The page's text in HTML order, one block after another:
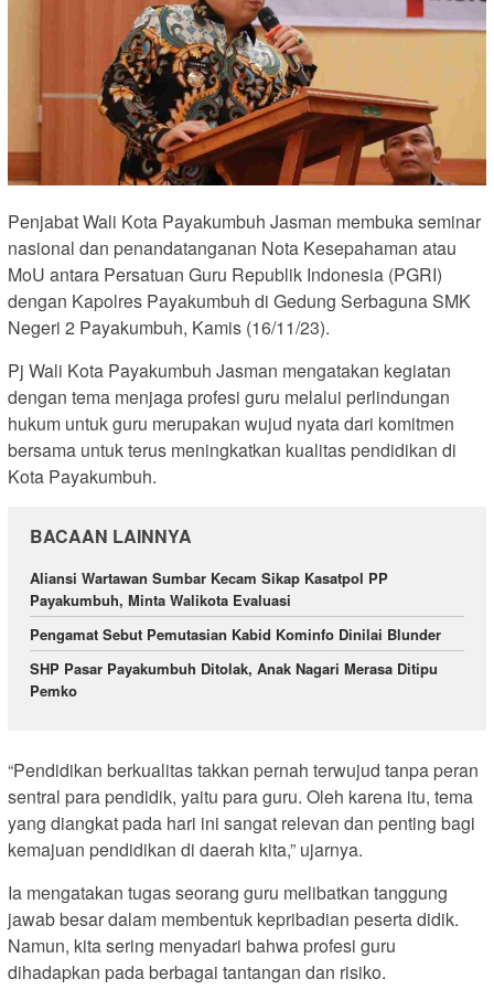
Penjabat Wali Kota Payakumbuh Jasman membuka seminar
nasional dan penandatanganan Nota Kesepahaman atau
MoU antara Persatuan Guru Republik Indonesia (PGRI)
dengan Kapolres Payakumbuh di Gedung Serbaguna SMK
Negeri 2 Payakumbuh, Kamis (16/11/23).
Pj Wali Kota Payakumbuh Jasman mengatakan kegiatan
dengan tema menjaga profesi guru melalui perlindungan
hukum untuk guru merupakan wujud nyata dari komitmen
bersama untuk terus meningkatkan kualitas pendidikan di
Kota Payakumbuh.
BACAAN LAINNYA
Aliansi Wartawan Sumbar Kecam Sikap Kasatpol PP
Payakumbuh, Minta Walikota Evaluasi
Pengamat Sebut Pemutasian Kabid Kominfo Dinilai Blunder
SHP Pasar Payakumbuh Ditolak, Anak Nagari Merasa Ditipu
Pemko
“Pendidikan berkualitas takkan pernah terwujud tanpa peran
sentral para pendidik, yaitu para guru. Oleh karena itu, tema
yang diangkat pada hari ini sangat relevan dan penting bagi
kemajuan pendidikan di daerah kita,” ujarnya.
Ia mengatakan tugas seorang guru melibatkan tanggung
jawab besar dalam membentuk kepribadian peserta didik.
Namun, kita sering menyadari bahwa profesi guru
dihadapkan pada berbagai tantangan dan risiko.